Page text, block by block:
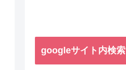
googleサイト内検索